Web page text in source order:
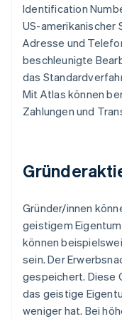
Identification
US-amerikanischer
Adresse und
beschleunigte
das
Mit Atlas können
Zahlungen und
Gründer/innen
geistigem
können
sein. Der
gespeichert. Diese
das geistige
weniger hat. Bei